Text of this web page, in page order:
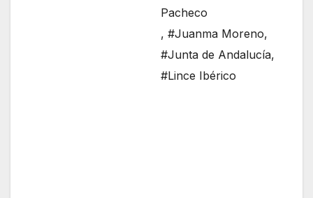
Pacheco
, #Juanma Moreno,
#Junta de Andalucía,
#Lince Ibérico